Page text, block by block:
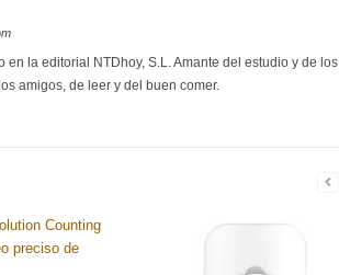
en la editorial NTDhoy, S.L. Amante del estudio y de los
amigos, de leer y del buen comer.